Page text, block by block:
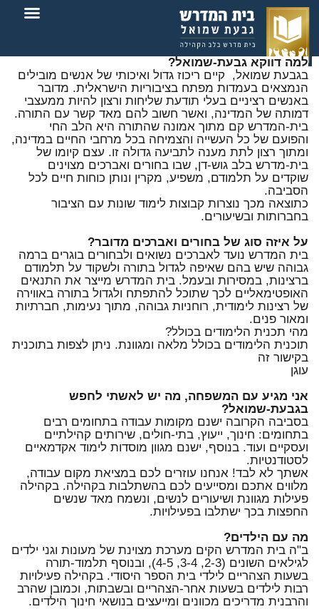
למה דווקא גבעת-שמואל?
בגבעת שמואל, קיים ריכוז גדול ואיכותי של אנשים מובילים
הנמצאים בעמדות מפתח בציבוריות הישראלית. מדובר
באנשים רציניים בעלי תודעת שליחות ורצון להיות ממעצבי
דמותה של המדינה, ואשר חשוב להם מאד קשר עם התורה.
בית-המדרש קם מתוך אמונה שהתורה היא הלב החי
והפועם של כל העשייה והצמיחה בכל מרחבי החיים במדינה,
ומתוך רצון לתת מענה לתביעה גדולה זו. עצם קיומו של
בית-מדרש בלב גוש-דן, שבו בחורים ואברכים מצוינים
שוקדים על תלמודם, משפיע, מקרין ונותן כוחות חיים לכל
הסביבה.
כתוצאה מכך נוצרות קבוצות לימוד שונות עם הציבור
בחברותות ובשיעורים.
על איזה סוג של בחורים ואברכים מדובר?
בית המדרש נועד לאברכים נשואים ולבחורים בוגרים ברמה
גבוהה שיש בהם שאיפה לגדול בתורה ולשקוד על תלמודם
ברצינות, במסירות ובעמל. בית המדרש מייצר את התנאים
האופטימאליים לכך שתוכל להתפתח ולגדול בתורה באווירה
של רצינות לימודית, רוחניות גבוהה, מתוך נעימות, חברתיות
ומאור פנים.
מהי תכנית הלימודים בכולל?
תוכנית הלימודים בכולל מלאה ומגוונת. ניתן לצפות בתוכנית
בקישור זה
עוגן
אני מגיע עם המשפחה, מה יש לאשתי לחפש
בגבעת-שמואל?
בסביבה הקרובה ישנם מקומות עבודה בתחומים רבים
בתחומים: חינוך, ייעוץ, בתי-חולים, שירותים קהילתיים
ועסקיים ועוד. בנוסף, ישנם מגוון מוסדות לימוד אקדמאיים
לסטודנטיות.
אשתך לא לבד! אנחנו עוזרים לכם במציאת מקום עבודה,
מלווים אתכם ומסייעים לכם בהשתלבות בקהילה. בקהילה
פעילות מגוונת ושיעורים לנשים, ונשמח מאד שנשים
החפצות בכך ישתלבו בפעילויות.
מה עם הילדים?
ב"ה בית המדרש הקים מערכת מצוינת של מעונות וגני ילדים
לגילאים השונים (2-3, 3-4, 4-5), ובנוסף תלמוד-תורה
בשעות הצהריים לילדי בית הספר היסודי. בקהילה פעילויות
רבות לילדים בשעות אחר-הצהריים ובשבתות, וכמובן שהרב
והרבנית מדריכים מכוונים ומייעצים בנושאי חינוך הילדים.